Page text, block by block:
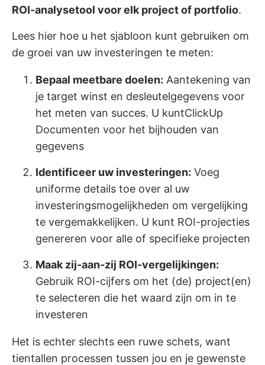
ROI-analysetool voor elk project of portfolio.
Lees hier hoe u het sjabloon kunt gebruiken om
de groei van uw investeringen te meten:
Bepaal meetbare doelen: Aantekening van
je target winst en desleutelgegevens voor
het meten van succes. U kuntClickUp
Documenten voor het bijhouden van
gegevens
Identificeer uw investeringen: Voeg
uniforme details toe over al uw
investeringsmogelijkheden om vergelijking
te vergemakkelijken. U kunt ROI-projecties
genereren voor alle of specifieke projecten
Maak zij-aan-zij ROI-vergelijkingen:
Gebruik ROI-cijfers om het (de) project(en)
te selecteren die het waard zijn om in te
investeren
Het is echter slechts een ruwe schets, want
tientallen processen tussen jou en je gewenste